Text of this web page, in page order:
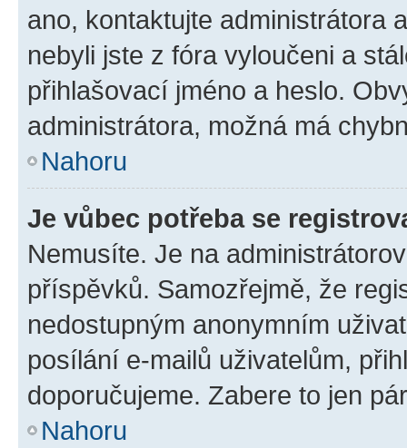
ano, kontaktujte administrátora
nebyli jste z fóra vyloučeni a
přihlašovací jméno a heslo.
administrátora, možná má
Nahoru
Je vůbec potřeba se
Nemusíte. Je na
příspěvků. Samozřejmě, že
nedostupným anonymním
posílání e-mailů uživatelům,
doporučujeme. Zabere to jen
Nahoru